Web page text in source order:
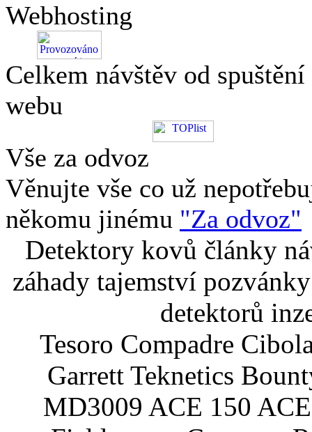
Webhosting
Celkem návštěv od spuštění
webu
Vše za odvoz
Věnujte vše co už
někomu jinému "Za odvoz"
Detektory kovů články
záhady tajemství
detektorů
Tesoro Compadre
Garrett Teknetics
MD3009 ACE 150